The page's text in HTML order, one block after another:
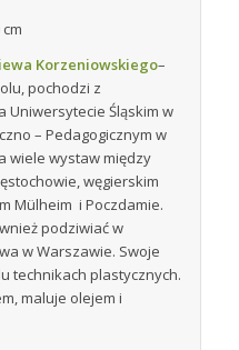
Korzeniowskiego–
pochodzi z
Uniwersytecie Śląskim w
– Pedagogicznym w
wiele wystaw między
węgierskim
Mülheim i Poczdamie.
podziwiać w
w Warszawie. Swoje
technikach plastycznych.
maluje olejem i